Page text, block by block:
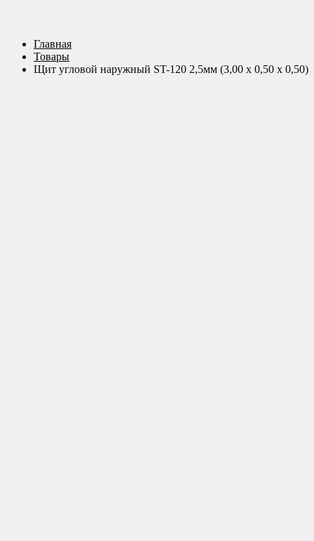
Главная
Товары
Щит угловой наружный ST-120 2,5мм (3,00 х 0,50 х 0,50)